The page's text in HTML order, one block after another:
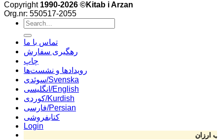
Copyright 1990-2026 ©Kitab i Arzan
Org.nr: 550517-2055
Search
for:
تماس با ما
رهگیری سفارش
چاپ
رویدادها و نشست‌ها
سوئدی/Svenska
انگلیسی/English
کوردی/Kurdish
فارسی/Persian
کتابفروشی
Login